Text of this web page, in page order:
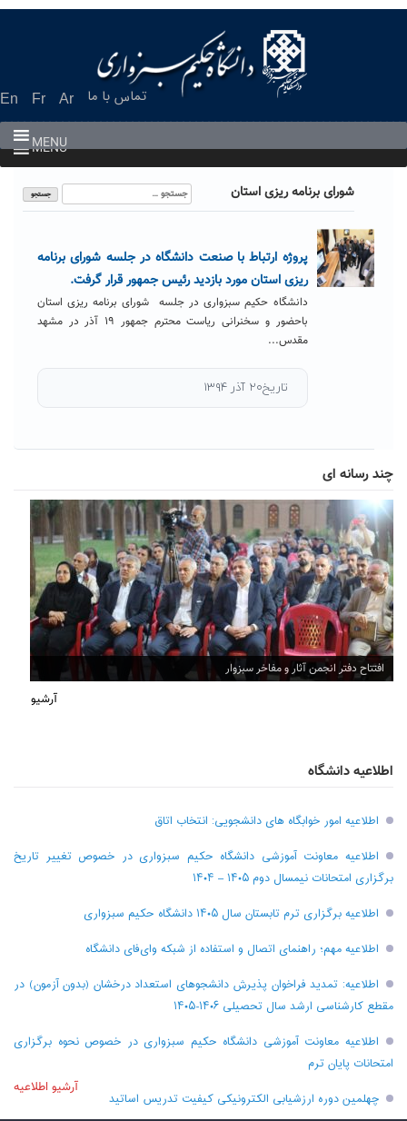
En Fr Ar تماس با ما
MENU
MENU
شورای برنامه ریزی استان
جستجو
برای:
پروژه ارتباط با صنعت دانشگاه در جلسه شورای برنامه
ریزی استان مورد بازدید رئیس جمهور قرار گرفت.
دانشگاه حکیم سبزواری در جلسه شورای برنامه ریزی استان
باحضور و سخنرانی ریاست محترم جمهور ۱۹ آذر در مشهد
مقدس...
تاریخ۲۰ آذر ۱۳۹۴
چند رسانه ای
افتتاح دفتر انجمن آثار و مفاخر سبزوار
آرشیو
اطلاعیه دانشگاه
اطلاعیه امور خوابگاه های دانشجویی: انتخاب اتاق
اطلاعیه معاونت آموزشی دانشگاه حکیم سبزواری در خصوص تغییر تاریخ
برگزاری امتحانات نیمسال دوم ۱۴۰۵ – ۱۴۰۴
اطلاعیه برگزاری ترم تابستان سال ۱۴۰۵ دانشگاه حکیم سبزواری
اطلاعیه مهم؛ راهنمای اتصال و استفاده از شبکه وای‌فای دانشگاه
اطلاعیه: تمدید فراخوان پذیرش دانشجو‌های استعداد درخشان (بدون آزمون) در
مقطع کارشناسی ارشد سال تحصیلی ۱۴۰۶-۱۴۰۵
اطلاعیه معاونت آموزشی دانشگاه حکیم سبزواری در خصوص نحوه برگزاری
امتحانات پایان ترم
چهلمین دوره ارزشیابی الکترونیکی کیفیت تدریس اساتید
آرشیو اطلاعیه